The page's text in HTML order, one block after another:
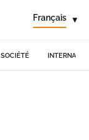
Français ▾
SOCIÉTÉ